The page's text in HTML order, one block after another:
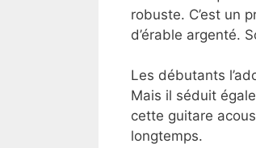
robuste. C’est un
d’érable argenté.
Les débutants
Mais il séduit
cette guitare
longtemps.